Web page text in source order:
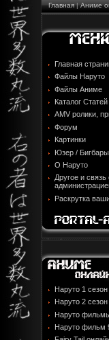
Главная|Аниме
Главная
Файлы Наруто
Файлы Аниме
Каталог Статей
AMV ролики,
Форум
Картинки
Юзер / Бигбары
О Наруто
Другое и связь
Раскрутка
Наруто 1
Наруто 2
Наруто
Наруто фильм